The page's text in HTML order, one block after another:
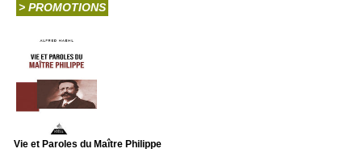
> PROMOTIONS
Vie et Paroles du Maître Philippe